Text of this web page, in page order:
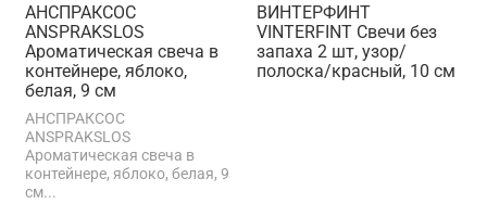
АНСПРАКСОС
ANSPRAKSLOS
Ароматическая свеча в
контейнере, яблоко,
белая, 9 см
АНСПРАКСОС
ANSPRAKSLOS
Ароматическая свеча в
контейнере, яблоко, белая, 9
см...
ВИНТЕРФИНТ
VINTERFINT Свечи без
запаха 2 шт, узор/
полоска/красный, 10 см